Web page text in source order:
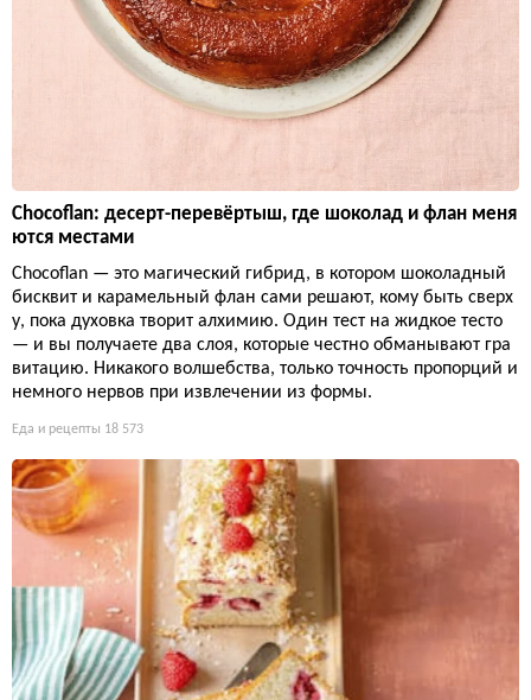
Chocoflan: десерт-перевёртыш, где шоколад и флан меня
ются местами
Chocoflan — это магический гибрид, в котором шоколадный
бисквит и карамельный флан сами решают, кому быть сверх
у, пока духовка творит алхимию. Один тест на жидкое тесто
— и вы получаете два слоя, которые честно обманывают гра
витацию. Никакого волшебства, только точность пропорций и
немного нервов при извлечении из формы.
Еда и рецепты 18 573